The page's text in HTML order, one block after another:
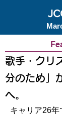
歌手・クリ
分のため」
へ。
キャリア26